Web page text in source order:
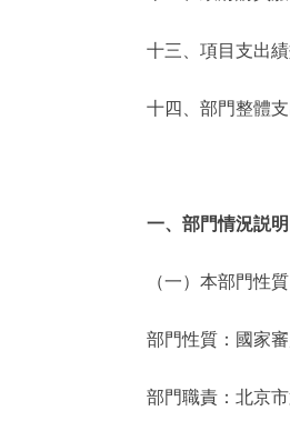
十三、項目支出績
十四、部門整體支
一、部門情況説明
（一）本部門性質
部門性質：國家審
部門職責：北京市